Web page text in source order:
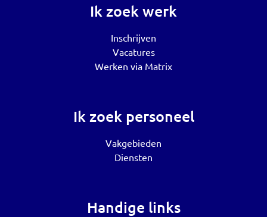
Ik zoek werk
Inschrijven
Vacatures
Werken via Matrix
Ik zoek personeel
Vakgebieden
Diensten
Handige links